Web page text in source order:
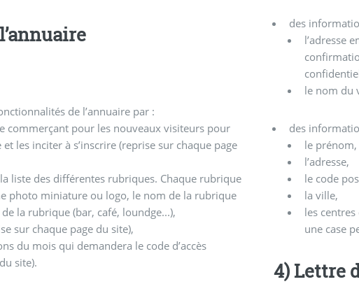
de l’annuaire par :
commerçant pour les nouveaux visiteurs pour
les inciter à s’inscrire (reprise sur chaque page
la liste des différentes rubriques. Chaque rubrique
photo miniature ou logo, le nom de la rubrique
la rubrique (bar, café, loundge...),
sur chaque page du site),
du mois qui demandera le code d’accès
site).
des
l’adresse
le nom du
des
le prénom,
l’adresse,
le code
la ville,
les
une case
4) Lettre